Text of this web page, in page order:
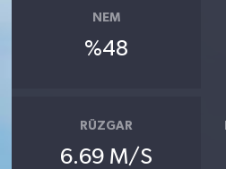
NEM
%48
RÜZGAR
6.69 M/S